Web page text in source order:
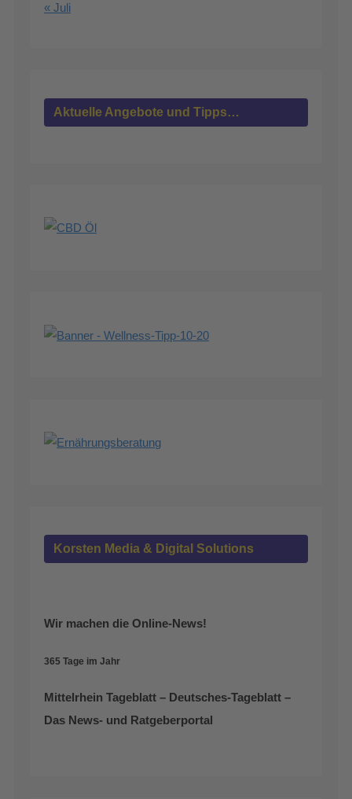
« Juli
Aktuelle Angebote und Tipps…
Korsten Media & Digital Solutions
Wir machen die Online-News!
365 Tage im Jahr
Mittelrhein Tageblatt – Deutsches-Tageblatt –
Das News- und Ratgeberportal